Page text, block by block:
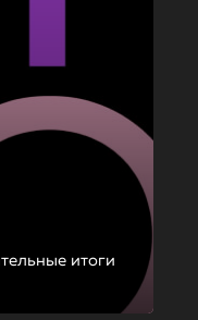
итоги